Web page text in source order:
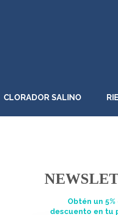
CLORADOR SALINO
Obtén un 5%
descuento en tu